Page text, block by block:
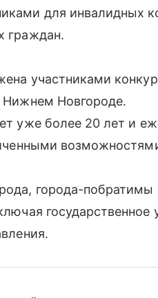
для инвалидных
граждан.
участниками
Нижнем Новгороде.
уже более 20 лет и
города-побратимы
государственное